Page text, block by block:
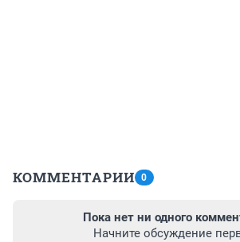
КОММЕНТАРИИ 0
Пока нет ни одного
Начните обсуждение